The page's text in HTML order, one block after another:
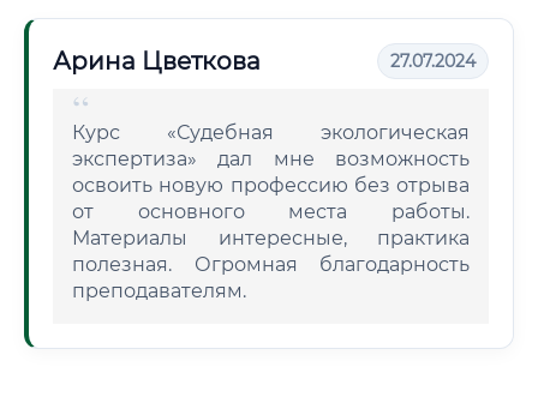
Арина Цветкова 27.07.2024
Курс «Судебная экологическая
экспертиза» дал мне возможность
освоить новую профессию без отрыва
от основного места работы.
Материалы интересные, практика
полезная. Огромная благодарность
преподавателям.